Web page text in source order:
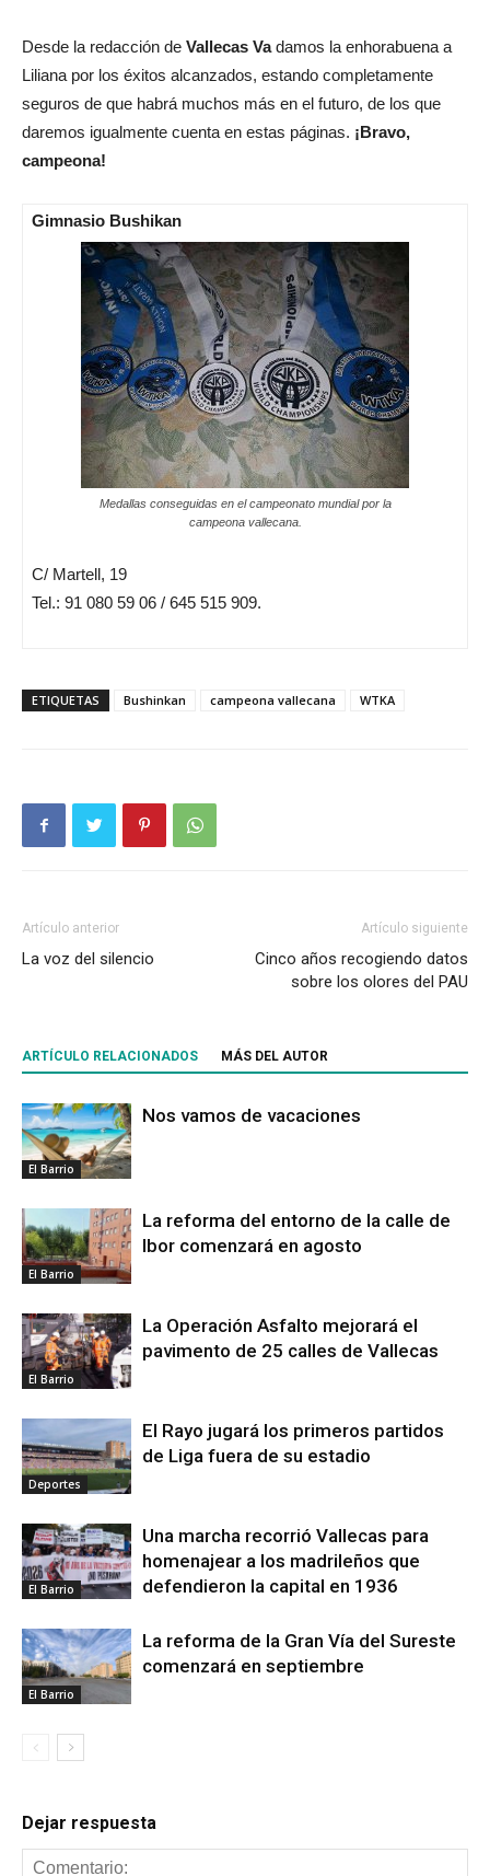
Desde la redacción de Vallecas Vadamos la enhorabuena a
Liliana por los éxitos alcanzados, estando completamente
seguros de que habrá muchos más en el futuro, de los que
daremos igualmente cuenta en estas páginas. ¡Bravo,
campeona!
Gimnasio Bushikan
Medallas conseguidas en el campeonato mundial por la
campeona vallecana.
C/ Martell, 19
Tel.: 91 080 59 06 / 645 515 909.
ETIQUETAS Bushinkan campeona vallecana WTKA
Artículo anterior
La voz del silencio
Artículo siguiente
Cinco años recogiendo datos
sobre los olores del PAU
ARTÍCULO RELACIONADOS MÁS DEL AUTOR
El Barrio
Nos vamos de vacaciones
El Barrio
La reforma del entorno de la calle de
Ibor comenzará en agosto
El Barrio
La Operación Asfalto mejorará el
pavimento de 25 calles de Vallecas
Deportes
El Rayo jugará los primeros partidos
de Liga fuera de su estadio
El Barrio
Una marcha recorrió Vallecas para
homenajear a los madrileños que
defendieron la capital en 1936
El Barrio
La reforma de la Gran Vía del Sureste
comenzará en septiembre
Dejar respuesta